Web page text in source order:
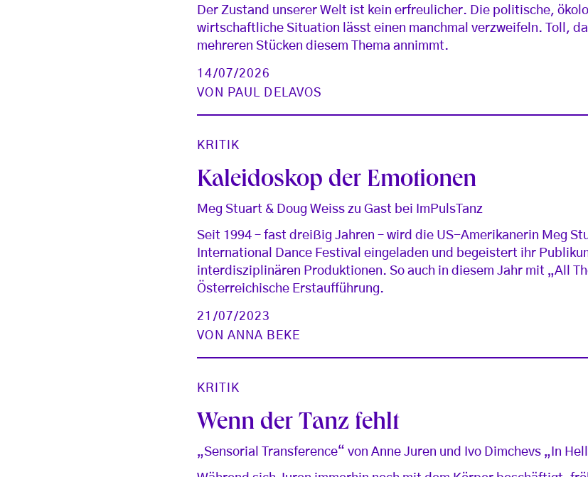
Der Zustand unserer Welt ist kein erfreulicher. Die politische,
wirtschaftliche Situation lässt einen manchmal verzweifeln. Toll,
mehreren Stücken diesem Thema annimmt.
14/07/2026
VON
PAUL DELAVOS
KRITIK
Kaleidoskop der Emotionen
Meg Stuart & Doug Weiss zu Gast bei ImPulsTanz
Seit 1994 – fast dreißig Jahren – wird die US-Amerikanerin Meg
International Dance Festival eingeladen und begeistert ihr
interdisziplinären Produktionen. So auch in diesem Jahr mit „All
Österreichische Erstaufführung.
21/07/2023
VON ANNA BEKE
KRITIK
Wenn der Tanz fehlt
„Sensorial Transference“ von Anne Juren und Ivo Dimchevs „In